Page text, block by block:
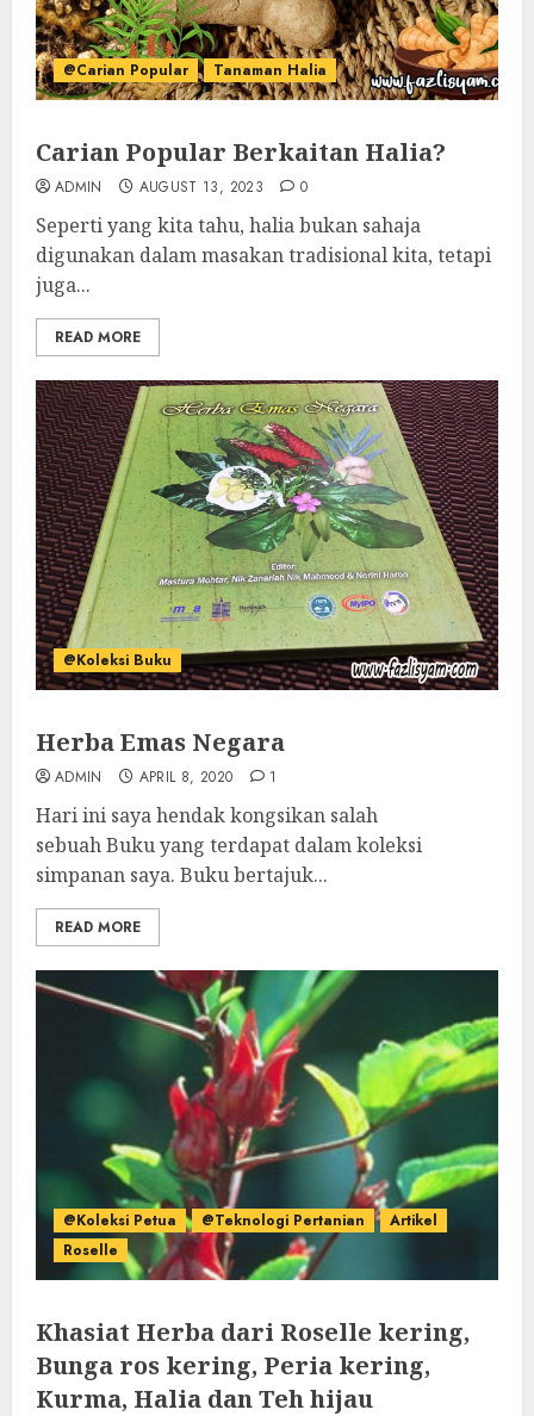
@Carian Popular Tanaman Halia
Carian Popular Berkaitan Halia?
ADMIN AUGUST 13, 2023 0
Seperti yang kita tahu, halia bukan sahaja
digunakan dalam masakan tradisional kita, tetapi
juga...
READ MORE
@Koleksi Buku
Herba Emas Negara
ADMIN APRIL 8, 2020 1
Hari ini saya hendak kongsikan salah
sebuah Buku yang terdapat dalam koleksi
simpanan saya. Buku bertajuk...
READ MORE
@Koleksi Petua @Teknologi Pertanian
Artikel
Roselle
Khasiat Herba dari Roselle kering,
Bunga ros kering, Peria kering,
Kurma, Halia dan Teh hijau